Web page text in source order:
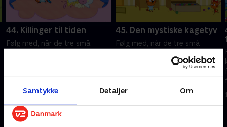
Samtykke Detaljer Om
44. Killinger til tiden
Følg med, når de tre små
45. Den mystiske kagetyv
Følg med, når de tre små
følelser og finde løsninger på
Andre så også